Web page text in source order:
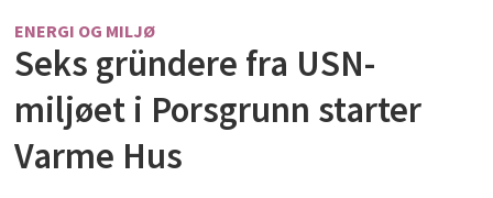
ENERGI OG MILJØ
Seks gründere fra USN-
miljøet i Porsgrunn starter
Varme Hus